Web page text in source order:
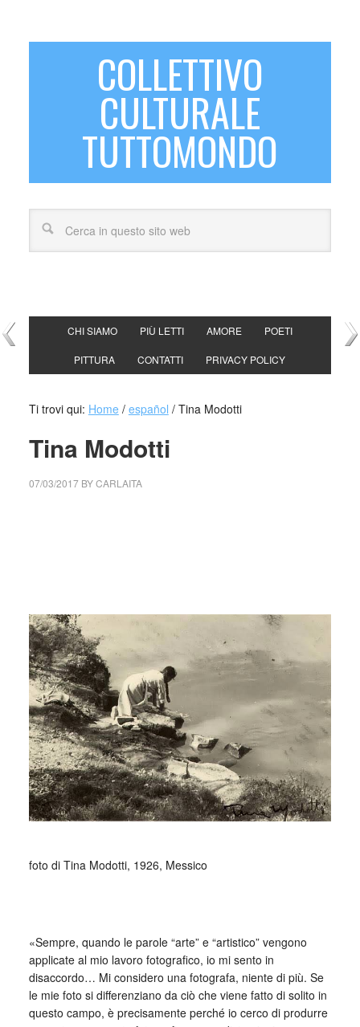
COLLETTIVO
CULTURALE
TUTTOMONDO
CHI SIAMO PIÙ LETTI AMORE POETI
PITTURA CONTATTI PRIVACY POLICY
Ti trovi qui: Home / español /Tina Modotti
Tina Modotti
07/03/2017BYCARLAITA
foto di Tina Modotti, 1926, Messico
«Sempre, quando le parole “arte” e “artistico” vengono
applicate al mio lavoro fotografico, io mi sento in
disaccordo… Mi considero una fotografa, niente di più. Se
le mie foto si differenziano da ciò che viene fatto di solito in
questo campo, è precisamente perché io cerco di produrre